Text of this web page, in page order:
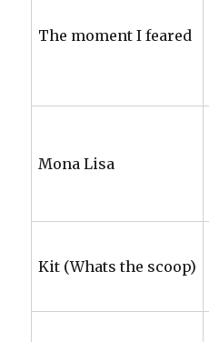
The moment I feared
Mona Lisa
Kit (Whats the scoop)